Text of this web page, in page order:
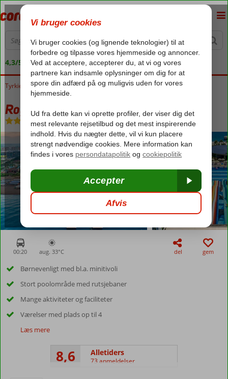
4,3/5 på Trustpilot
Forside
Tyrkiet Tyrkiets sydkyst Antalya Lara Royal Holiday Palace
Royal Holiday Palace
Ultra All Inclusive- Hotel
00:20 aug. 33°C del gem
Børnevenligt med bl.a. minitivoli
Stort poolområde med rutsjebaner
Mange aktiviteter og faciliteter
Værelser med plads op til 4
Læs mere
8,6 Alletiders
73 anmeldelser